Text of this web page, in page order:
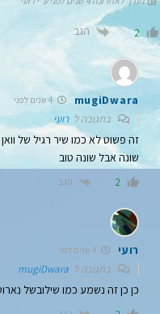
2 הגב
mugiDwara 4 שנים לפני
בתגובה לרועי
זה פשוט לא כמו שיר רגיל של
שונה אבל שונה טוב
2 הגב
רועי
בתגובה ל mugiDwara
כן כן זה נשמע כמו שילובשל נארוטו